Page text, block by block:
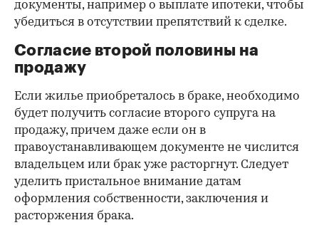
документы, например о выплате ипотеки, чтобы
убедиться в отсутствии препятствий к сделке.
Согласие второй половины на
продажу
Если жилье приобреталось в браке, необходимо
будет получить согласие второго супруга на
продажу, причем даже если он в
правоустанавливающем документе не числится
владельцем или брак уже расторгнут. Следует
уделить пристальное внимание датам
оформления собственности, заключения и
расторжения брака.